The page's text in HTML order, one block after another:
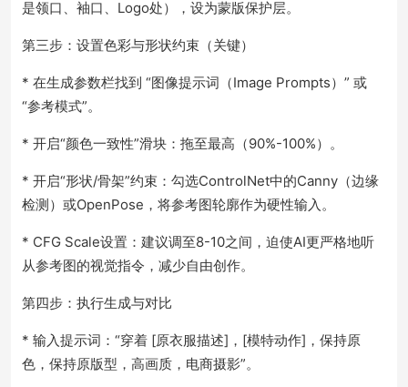
是领口、袖口、Logo处），设为蒙版保护层。
第三步：设置色彩与形状约束（关键）
* 在生成参数栏找到 “图像提示词（Image Prompts）” 或
“参考模式”。
* 开启“颜色一致性”滑块：拖至最高（90%-100%）。
* 开启“形状/骨架”约束：勾选ControlNet中的Canny（边缘
检测）或OpenPose，将参考图轮廓作为硬性输入。
* CFG Scale设置：建议调至8-10之间，迫使AI更严格地听
从参考图的视觉指令，减少自由创作。
第四步：执行生成与对比
* 输入提示词：“穿着 [原衣服描述]，[模特动作]，保持原
色，保持原版型，高画质，电商摄影”。